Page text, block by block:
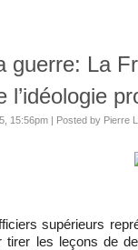
guerre: La
l’idéologie
15:56pm | Posted by Pierre
supérieurs
tirer les leçons de